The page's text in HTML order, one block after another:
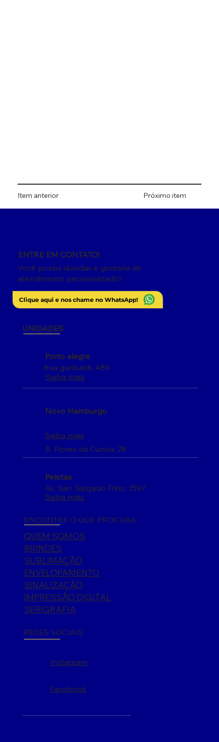
Próximo item
Item anterior
Você possui dúvidas e gostaria de
atendimento personalizado?
ENTRE EM CONTATO!
Clique aqui e nos chame no WhatsApp!
UNIDADES
Porto alegre
Saiba mais
Rua garibaldi, 489
Novo Hamburgo
R. Flores da Cunha, 28
Saiba mais
Pelotas
Av. San. Salgado Filho, 1597
Saiba mais
ENCONTRE O QUE PROCURA
QUEM SOMOS
BRINDES
SUBLIMAÇÃO
ENVELOPAMENTO
SINALIZAÇÃO
IMPRESSÃO DIGITAL
SERIGRAFIA
REDES SOCIAIS
Instagram
Facebook